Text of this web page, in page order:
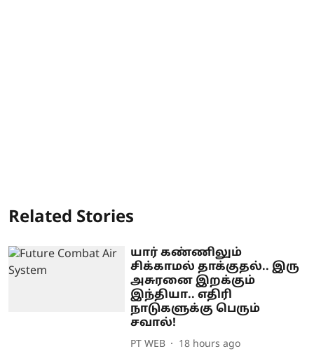
Related Stories
யார் கண்ணிலும்
சிக்காமல் தாக்குதல்.. இரு
அசுரனை இறக்கும்
இந்தியா.. எதிரி
நாடுகளுக்கு பெரும்
சவால்!
PT WEB 18 hours ago